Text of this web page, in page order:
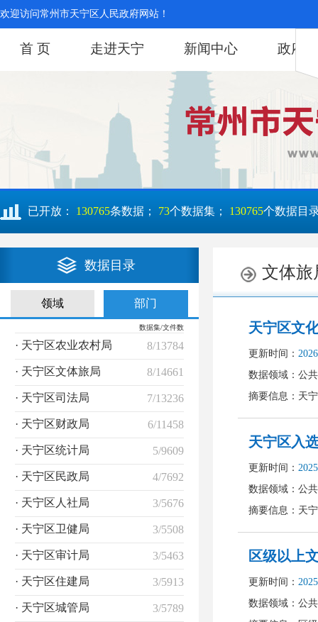
欢迎访问常州市天宁区人民政府网站！
首 页 走进天宁 新闻中心 政府
已开放： 130765条数据； 73个数据集； 130765个数据目
数据目录
领域 部门
数据集/文件数
· 天宁区农业农村局 8/13784
· 天宁区文体旅局 8/14661
· 天宁区司法局 7/13236
· 天宁区财政局 6/11458
· 天宁区统计局 5/9609
· 天宁区民政局 4/7692
· 天宁区人社局 3/5676
· 天宁区卫健局 3/5508
· 天宁区审计局 3/5463
· 天宁区住建局 3/5913
· 天宁区城管局 3/5789